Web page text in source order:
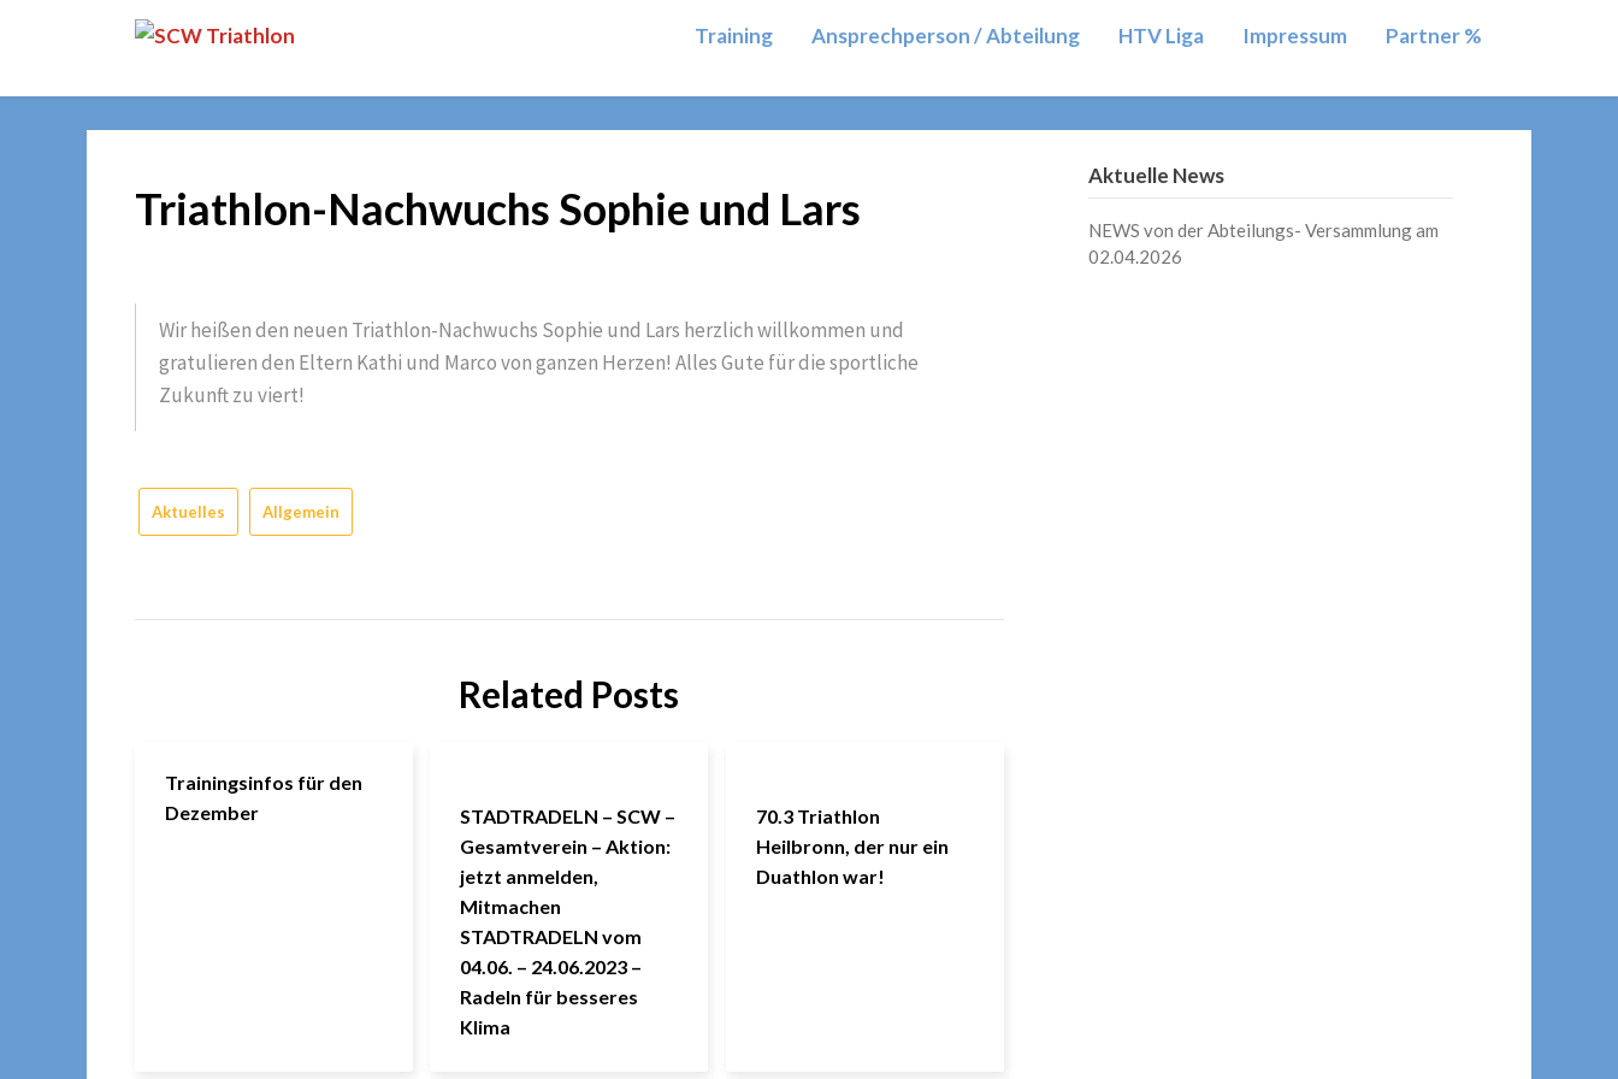
Training Ansprechperson / Abteilung HTV Liga Impressum Partner %
Triathlon-Nachwuchs Sophie und Lars
Wir heißen den neuen Triathlon-Nachwuchs Sophie und Lars herzlich willkommen und
gratulieren den Eltern Kathi und Marco von ganzen Herzen! Alles Gute für die sportliche
Zukunft zu viert!
Aktuelles Allgemein
Related Posts
Trainingsinfos für den
Dezember
STADTRADELN – SCW –
Gesamtverein – Aktion:
jetzt anmelden,
Mitmachen
STADTRADELN vom
04.06. – 24.06.2023 –
Radeln für besseres
Klima
70.3 Triathlon
Heilbronn, der nur ein
Duathlon war!
Aktuelle News
NEWS von der Abteilungs- Versammlung am
02.04.2026